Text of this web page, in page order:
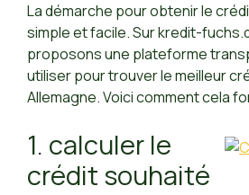
La démarche pour obtenir le
simple et facile. Sur kredit-
proposons une plateforme
utiliser pour trouver le meilleur
Allemagne. Voici comment cela
1. calculer le
crédit souhaité